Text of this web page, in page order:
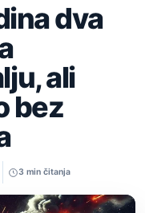
dva
ali
bez
3 min čitanja